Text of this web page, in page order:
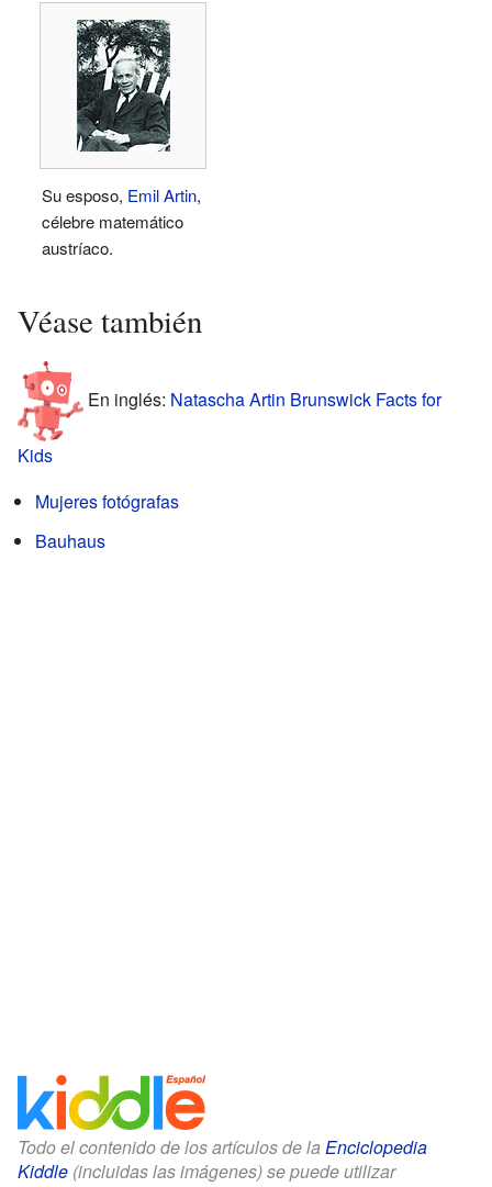
Su esposo, Emil Artin,
célebre matemático
austríaco.
Véase también
En inglés: Natascha Artin Brunswick Facts for
Kids
Mujeres fotógrafas
Bauhaus
Todo el contenido de los artículos de la Enciclopedia
Kiddle (incluidas las imágenes) se puede utilizar